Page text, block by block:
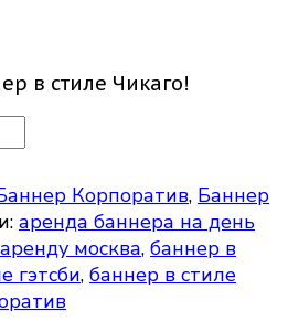
в стиле Чикаго!
Корпоратив, Баннер
аренда баннера на день
москва, баннер в
гэтсби, баннер в стиле